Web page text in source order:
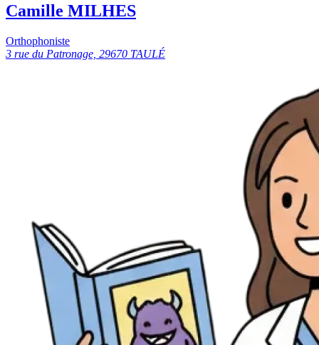
Camille MILHES
Orthophoniste
3 rue du Patronage, 29670 TAULÉ